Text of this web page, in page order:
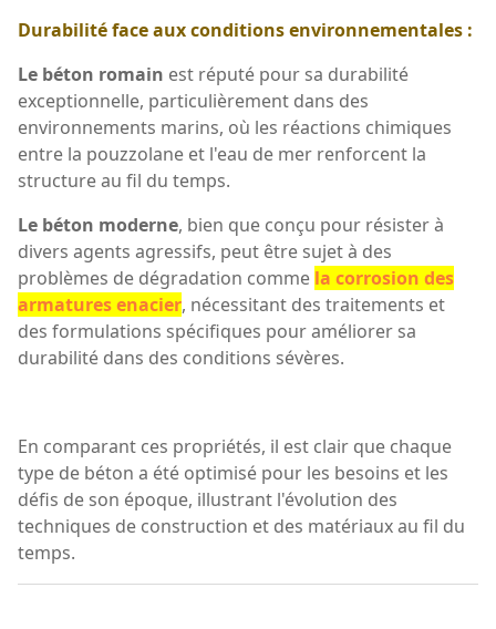
Durabilité face aux conditions environnementales :
Le béton romain est réputé pour sa durabilité
exceptionnelle, particulièrement dans des
environnements marins, où les réactions chimiques
entre la pouzzolane et l'eau de mer renforcent la
structure au fil du temps.
Le béton moderne, bien que conçu pour résister à
divers agents agressifs, peut être sujet à des
problèmes de dégradation comme la corrosion des
armatures enacier, nécessitant des traitements et
des formulations spécifiques pour améliorer sa
durabilité dans des conditions sévères.
En comparant ces propriétés, il est clair que chaque
type de béton a été optimisé pour les besoins et les
défis de son époque, illustrant l'évolution des
techniques de construction et des matériaux au fil du
temps.